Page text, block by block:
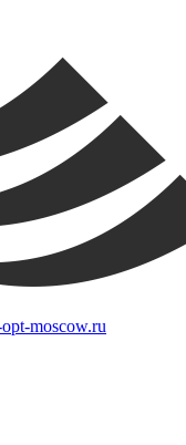
moscow.ru